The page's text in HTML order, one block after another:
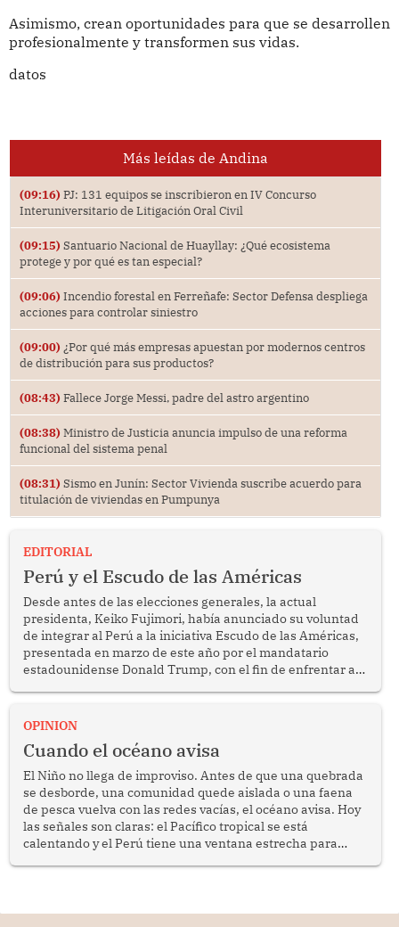
Asimismo, crean oportunidades para que se desarrollen
profesionalmente y transformen sus vidas.
datos
Más leídas de Andina
(09:16) PJ: 131 equipos se inscribieron en IV Concurso
Interuniversitario de Litigación Oral Civil
(09:15) Santuario Nacional de Huayllay: ¿Qué ecosistema
protege y por qué es tan especial?
(09:06) Incendio forestal en Ferreñafe: Sector Defensa despliega
acciones para controlar siniestro
(09:00) ¿Por qué más empresas apuestan por modernos centros
de distribución para sus productos?
(08:43) Fallece Jorge Messi, padre del astro argentino
(08:38) Ministro de Justicia anuncia impulso de una reforma
funcional del sistema penal
(08:31) Sismo en Junín: Sector Vivienda suscribe acuerdo para
titulación de viviendas en Pumpunya
EDITORIAL
Perú y el Escudo de las Américas
Desde antes de las elecciones generales, la actual
presidenta, Keiko Fujimori, había anunciado su voluntad
de integrar al Perú a la iniciativa Escudo de las Américas,
presentada en marzo de este año por el mandatario
estadounidense Donald Trump, con el fin de enfrentar al
OPINION
Cuando el océano avisa
El Niño no llega de improviso. Antes de que una quebrada
se desborde, una comunidad quede aislada o una faena
de pesca vuelva con las redes vacías, el océano avisa. Hoy
las señales son claras: el Pacífico tropical se está
calentando y el Perú tiene una ventana estrecha para